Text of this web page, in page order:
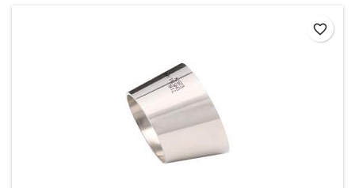
favorite_border